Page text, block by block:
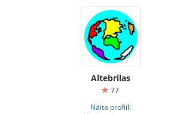
Altebrilas
77
Näita profiili